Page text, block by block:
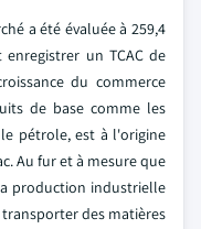
a été évaluée à 259,4
un TCAC de
du commerce
de base comme les
pétrole, est à l'origine
Au fur et à mesure que
production industrielle
des matières